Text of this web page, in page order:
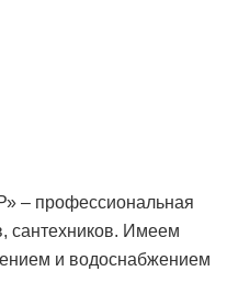
– профессиональная
сантехников. Имеем
и водоснабжением